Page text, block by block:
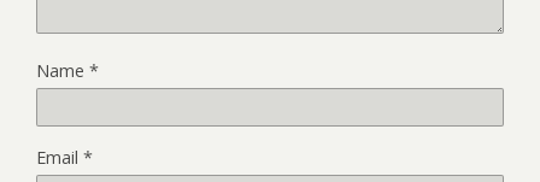
Name *
Email *